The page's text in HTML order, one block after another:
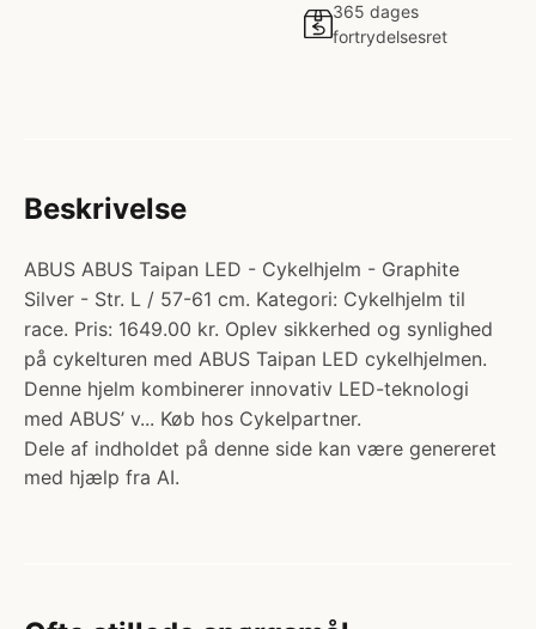
365 dages
fortrydelsesret
Beskrivelse
ABUS ABUS Taipan LED - Cykelhjelm - Graphite
Silver - Str. L / 57-61 cm. Kategori: Cykelhjelm til
race. Pris: 1649.00 kr. Oplev sikkerhed og synlighed
på cykelturen med ABUS Taipan LED cykelhjelmen.
Denne hjelm kombinerer innovativ LED-teknologi
med ABUS’ v... Køb hos Cykelpartner.
Dele af indholdet på denne side kan være genereret
med hjælp fra AI.